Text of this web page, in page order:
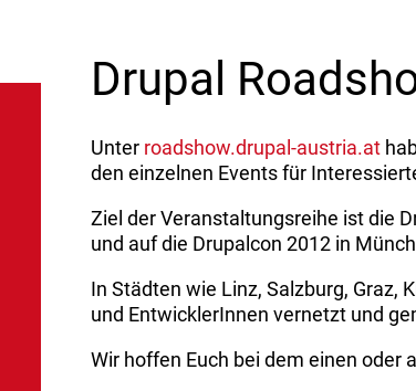
Drupal
Unter roadshow.drupal-austria.at
den einzelnen Events für
Ziel der Veranstaltungsreihe ist die
und auf die Drupalcon 2012 in
In Städten wie Linz, Salzburg, Graz,
und EntwicklerInnen vernetzt und
Wir hoffen Euch bei dem einen oder